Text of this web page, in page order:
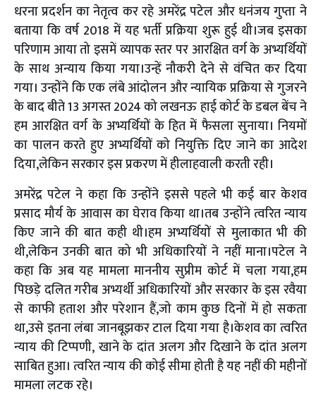
धरना प्रदर्शन का नेतृत्व कर रहे अमरेंद्र पटेल और धनंजय गुप्ता ने
बताया कि वर्ष 2018 में यह भर्ती प्रक्रिया शुरू हुई थी।जब इसका
परिणाम आया तो इसमें व्यापक स्तर पर आरक्षित वर्ग के अभ्यर्थियों
के साथ अन्याय किया गया।उन्हें नौकरी देने से वंचित कर दिया
गया। उन्होंने कि एक लंबे आंदोलन और न्यायिक प्रक्रिया से गुजरने
के बाद बीते 13 अगस्त 2024 को लखनऊ हाई कोर्ट के डबल बेंच ने
हम आरक्षित वर्ग के अभ्यर्थियों के हित में फैसला सुनाया। नियमों
का पालन करते हुए अभ्यर्थियों को नियुक्ति दिए जाने का आदेश
दिया,लेकिन सरकार इस प्रकरण में हीलाहवाली करती रही।
अमरेंद्र पटेल ने कहा कि उन्होंने इससे पहले भी कई बार केशव
प्रसाद मौर्य के आवास का घेराव किया था।तब उन्होंने त्वरित न्याय
किए जाने की बात कही थी।हम अभ्यर्थियों से मुलाकात भी की
थी,लेकिन उनकी बात को भी अधिकारियों ने नहीं माना।पटेल ने
कहा कि अब यह मामला माननीय सुप्रीम कोर्ट में चला गया,हम
पिछड़े दलित गरीब अभ्यर्थी अधिकारियों और सरकार के इस रवैया
से काफी हताश और परेशान हैं,जो काम कुछ दिनों में हो सकता
था,उसे इतना लंबा जानबूझकर टाल दिया गया है।केशव का त्वरित
न्याय की टिप्पणी, खाने के दांत अलग और दिखाने के दांत अलग
साबित हुआ। त्वरित न्याय की कोई सीमा होती है यह नहीं की महीनों
मामला लटक रहे।